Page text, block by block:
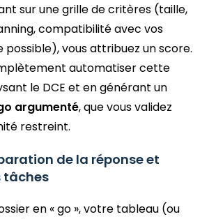
sur une grille de critères (taille,
compatibilité avec vos
possible), vous attribuez un score.
automatiser cette
le DCE et en générant un
argumenté, que vous validez
restreint.
de la réponse et
tâches
en « go », votre tableau (ou